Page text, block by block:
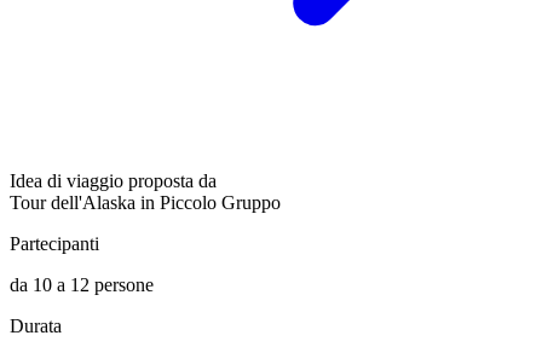
Idea di viaggio proposta da
Tour dell'Alaska in Piccolo Gruppo
Partecipanti
da 10 a 12 persone
Durata